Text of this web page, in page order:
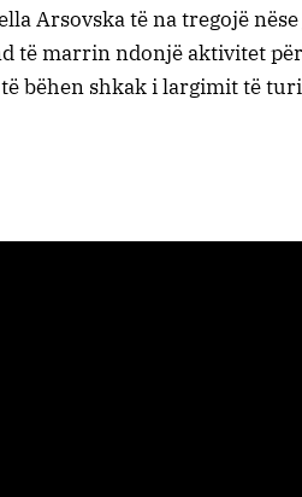
Arsovska të na tregojë
të marrin ndonjë aktivitet
bëhen shkak i largimit të